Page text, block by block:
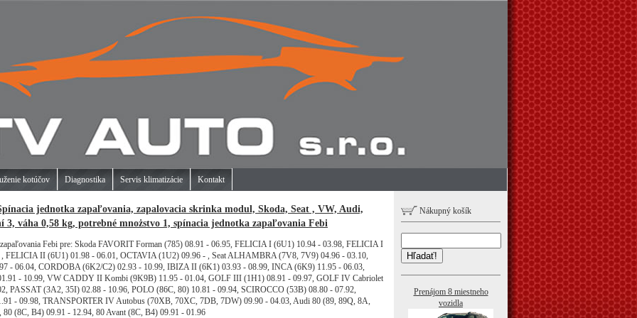
kotúčov Diagnostika Servis klimatizácie Kontakt
jednotka zapaľovania, zapalovacia skrinka modul, Skoda, Seat , VW, Audi,
3, váha 0,58 kg, potrebné mnożstvo 1, spínacia jednotka zapaľovania Febi
zapaľovania Febi pre: Skoda FAVORIT Forman (785) 08.91 - 06.95, FELICIA I (6U1) 10.94 - 03.98, FELICIA I
, FELICIA II (6U1) 01.98 - 06.01, OCTAVIA (1U2) 09.96 - , Seat ALHAMBRA (7V8, 7V9) 04.96 - 03.10,
- 06.04, CORDOBA (6K2/C2) 02.93 - 10.99, IBIZA II (6K1) 03.93 - 08.99, INCA (6K9) 11.95 - 06.03,
- 10.99, VW CADDY II Kombi (9K9B) 11.95 - 01.04, GOLF III (1H1) 08.91 - 09.97, GOLF IV Cabriolet
PASSAT (3A2, 35I) 02.88 - 10.96, POLO (86C, 80) 10.81 - 09.94, SCIROCCO (53B) 08.80 - 07.92,
- 09.98, TRANSPORTER IV Autobus (70XB, 70XC, 7DB, 7DW) 09.90 - 04.03, Audi 80 (89, 89Q, 8A,
80 (8C, B4) 09.91 - 12.94, 80 Avant (8C, B4) 09.91 - 01.96
Nákupný košík
Hľadať!
Prenájom 8 miestneho
vozidla